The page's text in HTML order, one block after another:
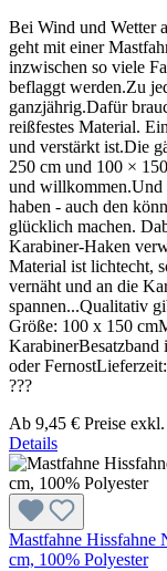
Bei Wind und Wetter
geht mit einer
inzwischen so viele
beflaggt werden.Zu
ganzjährig.Dafür
reißfestes Material.
und verstärkt ist.Die
250 cm und 100 ×
und willkommen.Und
haben - auch den
glücklich machen.
Karabiner-Haken
Material ist lichtecht,
vernäht und an die
spannen...Qualitativ
Größe: 100 x 150
oder
???
Ab 9,45 € Preise
Details
Mastfahne Hissfahne
cm, 100% Polyester